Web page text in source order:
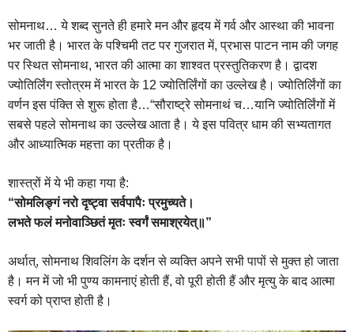
सोमनाथ… ये शब्द सुनते ही हमारे मन और हृदय में गर्व और आस्था की भावना
भर जाती है। भारत के पश्चिमी तट पर गुजरात में, प्रभास पाटन नाम की जगह
पर स्थित सोमनाथ, भारत की आत्मा का शाश्वत प्रस्तुतिकरण है। द्वादश
ज्योतिर्लिंग स्तोत्रम में भारत के 12 ज्योतिर्लिंगों का उल्लेख है। ज्योतिर्लिंगों का
वर्णन इस पंक्ति से शुरू होता है…“सौराष्ट्रे सोमनाथं च…यानि ज्योतिर्लिंगों में
सबसे पहले सोमनाथ का उल्लेख आता है। ये इस पवित्र धाम की सभ्यतागत
और आध्यात्मिक महत्ता का प्रतीक है।
शास्त्रों में ये भी कहा गया है:
“सोमलिङ्गं नरो दृष्ट्वा सर्वपापैः प्रमुच्यते।
लभते फलं मनोवाञ्छितं मृतः स्वर्गं समाश्रयेत्॥”
अर्थात्, सोमनाथ शिवलिंग के दर्शन से व्यक्ति अपने सभी पापों से मुक्त हो जाता
है। मन में जो भी पुण्य कामनाएं होती हैं, वो पूरी होती हैं और मृत्यु के बाद आत्मा
स्वर्ग को प्राप्त होती है।